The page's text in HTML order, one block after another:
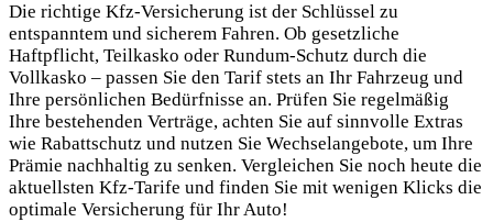
Die richtige Kfz-Versicherung ist der Schlüssel zu
entspanntem und sicherem Fahren. Ob gesetzliche
Haftpflicht, Teilkasko oder Rundum-Schutz durch die
Vollkasko – passen Sie den Tarif stets an Ihr Fahrzeug und
Ihre persönlichen Bedürfnisse an. Prüfen Sie regelmäßig
Ihre bestehenden Verträge, achten Sie auf sinnvolle Extras
wie Rabattschutz und nutzen Sie Wechselangebote, um Ihre
Prämie nachhaltig zu senken. Vergleichen Sie noch heute die
aktuellsten Kfz-Tarife und finden Sie mit wenigen Klicks die
optimale Versicherung für Ihr Auto!